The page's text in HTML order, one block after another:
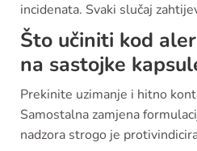
incidenata. Svaki slučaj
Što učiniti kod
na sastojke
Prekinite uzimanje i hitno
Samostalna zamjena
nadzora strogo je